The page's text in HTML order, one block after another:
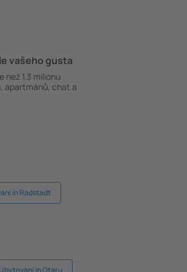
vašeho gusta
než 1.3 milionu
apartmánů, chat a
in Radstadt
Ubytování in Otaru